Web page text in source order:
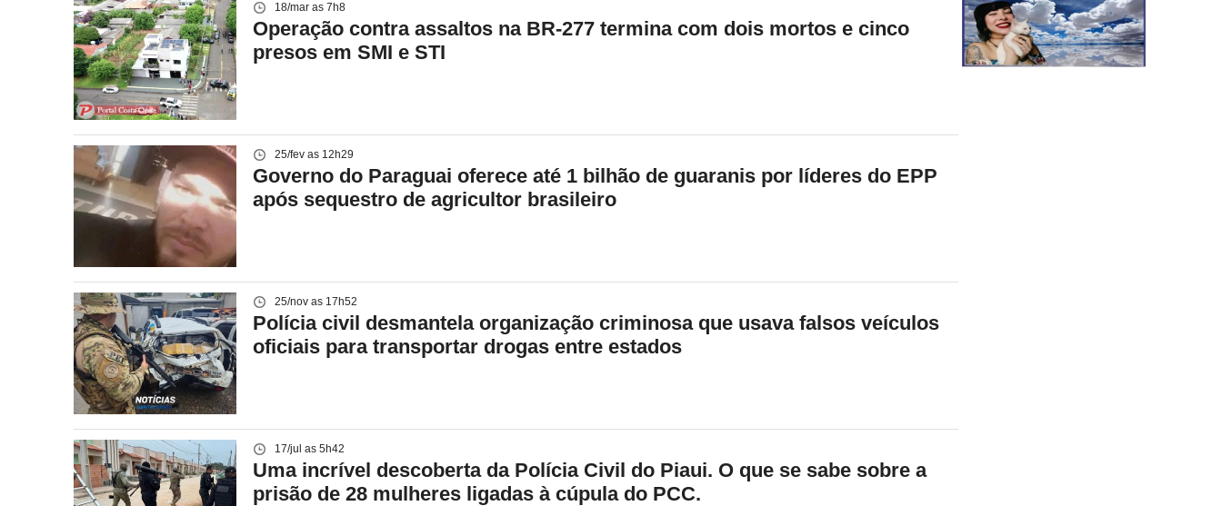
18/mar as 7h8
Operação contra assaltos na BR-277 termina com dois mortos e cinco
presos em SMI e STI
25/fev as 12h29
Governo do Paraguai oferece até 1 bilhão de guaranis por líderes do EPP
após sequestro de agricultor brasileiro
25/nov as 17h52
Polícia civil desmantela organização criminosa que usava falsos veículos
oficiais para transportar drogas entre estados
17/jul as 5h42
Uma incrível descoberta da Polícia Civil do Piaui. O que se sabe sobre a
prisão de 28 mulheres ligadas à cúpula do PCC.